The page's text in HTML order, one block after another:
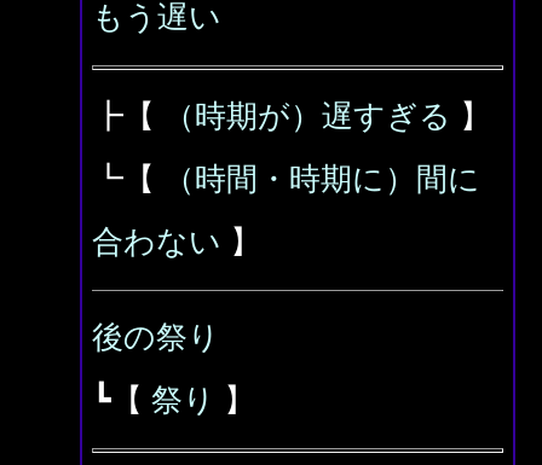
もう遅い
┣【 （時期が）遅すぎる 】
┗【
（時間・時期に）間に
合わない 】
後の祭り
┗【 祭り 】